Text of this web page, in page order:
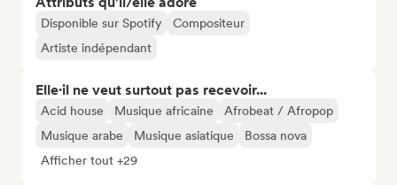
Disponible sur Spotify
Compositeur
Artiste indépendant
Elle·il ne veut surtout pas recevoir...
Acid house Musique africaine
Afrobeat / Afropop
Musique arabe
Musique asiatique
Bossa nova
Afficher tout +29